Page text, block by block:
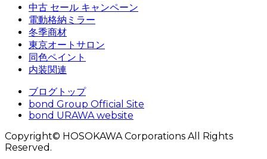
中古 セール キャンペーン
電動格納ミラー
冬季商材
東京オートサロン
同色ペイント
内装関連
ブログトップ
bond Group Official Site
bond URAWA website
Copyright© HOSOKAWA Corporations All Rights
Reserved.